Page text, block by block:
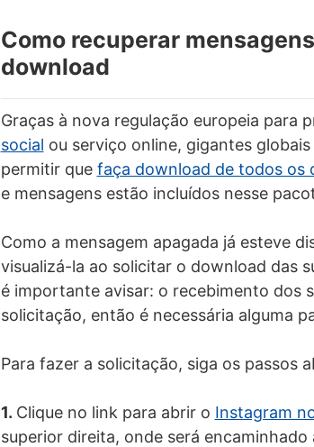
Como recuperar
download
Graças à nova regulação europeia para
social ou serviço online, gigantes
permitir que faça download de todos os
e mensagens estão incluídos nesse
Como a mensagem apagada já esteve
visualizá-la ao solicitar o download das
é importante avisar: o recebimento dos
solicitação, então é necessária alguma
Para fazer a solicitação, siga os passos
1. Clique no link para abrir o Instagram
superior direita, onde será encaminhado